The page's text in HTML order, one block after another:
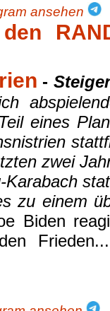
ansehen
-
eines
zwei
zu einem
Biden